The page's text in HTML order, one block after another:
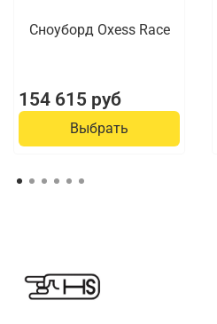
Сноуборд Oxess Race
154 615 руб
Выбрать